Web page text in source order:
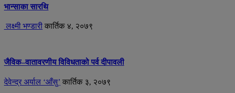
भान्साका सारथि
लक्ष्मी भण्डारी कार्तिक ४, २०७९
जैविक–वातावरणीय विविधताको पर्व दीपावली
देवेन्द्र अर्याल ‘आँसु’ कार्तिक ३, २०७९